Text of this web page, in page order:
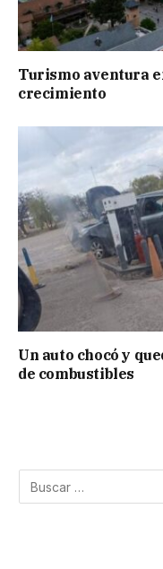
Turismo aventura
crecimiento
Un auto chocó y
de combustibles